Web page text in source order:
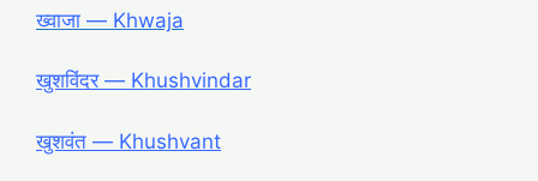
ख्वाजा ― Khwaja
खुशविंदर ― Khushvindar
खुशवंत ― Khushvant